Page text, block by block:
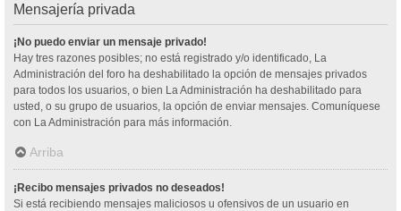
Mensajería privada
¡No puedo enviar un mensaje privado!
Hay tres razones posibles; no está registrado y/o identificado, La
Administración del foro ha deshabilitado la opción de mensajes privados
para todos los usuarios, o bien La Administración ha deshabilitado para
usted, o su grupo de usuarios, la opción de enviar mensajes. Comuníquese
con La Administración para más información.
Arriba
¡Recibo mensajes privados no deseados!
Si está recibiendo mensajes maliciosos u ofensivos de un usuario en